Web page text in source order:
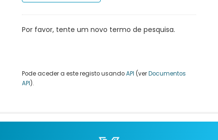
Por favor, tente um novo termo de pesquisa.
Pode aceder a este registo usandoAPI (verDocumentos
API).